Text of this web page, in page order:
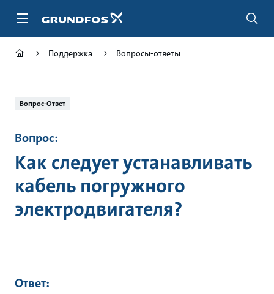
Поддержка Вопросы-ответы
Вопрос-Ответ
Вопрос:
Как следует устанавливать
кабель погружного
электродвигателя?
Ответ: